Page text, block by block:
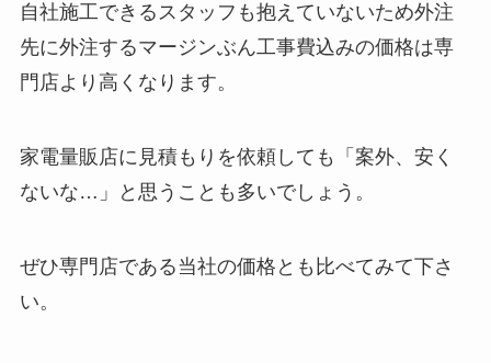
自社施工できるスタッフも抱えていないため外注
先に外注するマージンぶん工事費込みの価格は専
門店より高くなります。
家電量販店に見積もりを依頼しても「案外、安く
ないな…」と思うことも多いでしょう。
ぜひ専門店である当社の価格とも比べてみて下さ
い。